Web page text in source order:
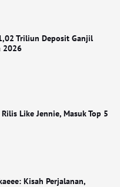
Triliun Deposit Ganjil
2026
Like Jennie, Masuk Top 5
Kisah Perjalanan,